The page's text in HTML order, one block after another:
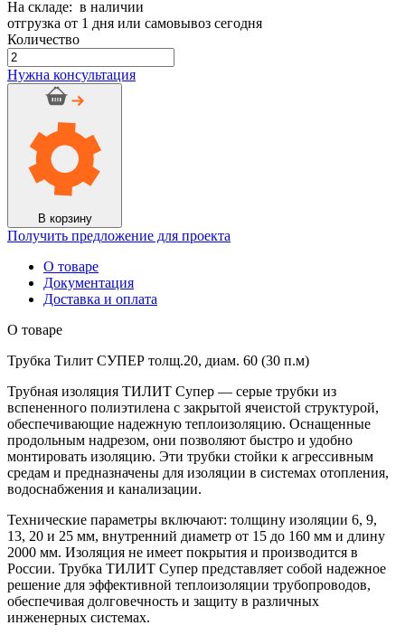
На складе: в наличии
отгрузка от 1 дня или самовывоз сегодня
Количество
Количество
товара
Трубка
толщ.20,
диам.
Нужна консультация
В корзину
Получить предложение для проекта
О товаре
Документация
Доставка и оплата
О товаре
Трубка Тилит СУПЕР толщ.20, диам. 60 (30 п.м)
Трубная изоляция ТИЛИТ Супер — серые трубки из
вспененного полиэтилена с закрытой ячеистой структурой,
обеспечивающие надежную теплоизоляцию. Оснащенные
продольным надрезом, они позволяют быстро и удобно
монтировать изоляцию. Эти трубки стойки к агрессивным
средам и предназначены для изоляции в системах отопления,
водоснабжения и канализации.
Технические параметры включают: толщину изоляции 6, 9,
13, 20 и 25 мм, внутренний диаметр от 15 до 160 мм и длину
2000 мм. Изоляция не имеет покрытия и производится в
России. Трубка ТИЛИТ Супер представляет собой надежное
решение для эффективной теплоизоляции трубопроводов,
обеспечивая долговечность и защиту в различных
инженерных системах.